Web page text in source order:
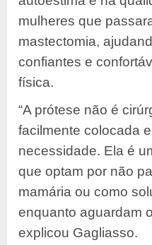
mulheres que
mastectomia,
confiantes e
física.
“A prótese não é
facilmente colocada
necessidade. Ela é
que optam por não
mamária ou como
enquanto aguardam
explicou Gagliasso.